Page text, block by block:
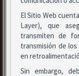
El Sitio Web
Layer), que
transmiten de
transmisión de
en
Sin embargo,